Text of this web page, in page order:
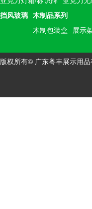
挡风玻璃 木制品系列
木制包装盒 展示
版权所有© 广东粤丰展示用品